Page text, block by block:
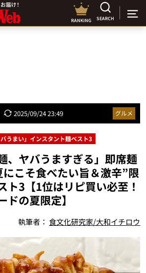
RANKING SEARCH
2025/09/24 23:49 グルメ
うまい」インスタント麺ベスト3
、ヤバうますぎる」即席麺
こそ食べたい旨＆激辛”限
ト3【1位はリピ買い必至！
ドの夏限定】
執筆者：食文化研究家/大和イチロウ